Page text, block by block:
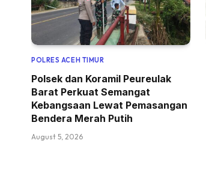
POLRES ACEH TIMUR
Polsek dan Koramil Peureulak
Barat Perkuat Semangat
Kebangsaan Lewat Pemasangan
Bendera Merah Putih
August 5, 2026